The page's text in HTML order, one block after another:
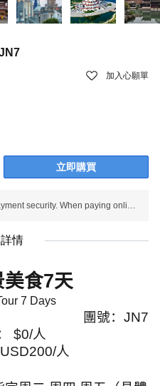
加入心願單
立即購買
Use SSL protocol to ensure payment security. When paying online, your payment information is protected.
情
美食7天
7 Days
團號： JN7
$0/人
USD200/人